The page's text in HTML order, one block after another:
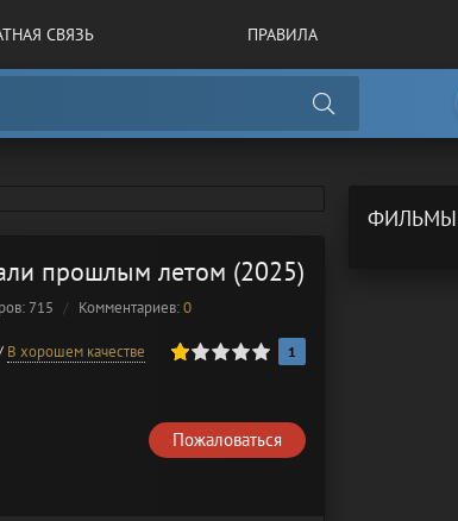
СВЯЗЬ ПРАВИЛА
прошлым летом (2025)
715 Комментариев:0
В хорошем качестве
1 2 3 4 5 1
Пожаловаться
ФИЛЬМЫ